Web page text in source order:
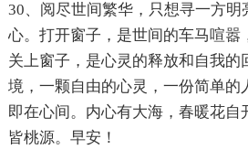
30、阅尽世间繁华，只想寻一方
心。打开窗子，是世间的车马喧嚣
关上窗子，是心灵的释放和自我的
境，一颗自由的心灵，一份简单的
即在心间。内心有大海，春暖花自
皆桃源。早安！